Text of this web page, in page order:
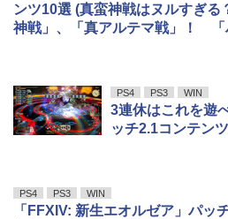
ンツ10選 (真蛮神戦はヌルすぎ
神戦」、「真アルテマ戦」！ 「
PS4 PS3 WIN
3連休はこれを遊
ッチ2.1コンテン
PS4 PS3 WIN
「FFXIV: 新生エオルゼア」パッ